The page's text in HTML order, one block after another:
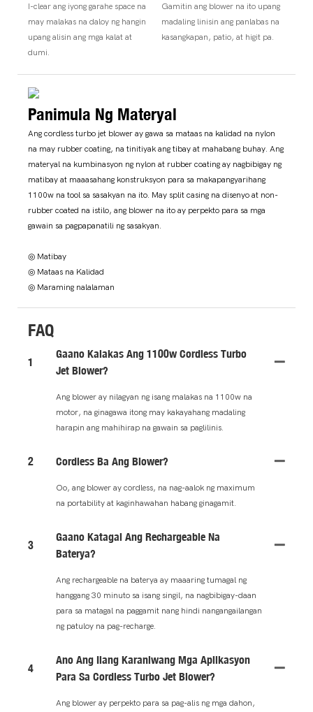
I-clear ang iyong garahe space na
may malakas na daloy ng hangin
upang alisin ang mga kalat at
dumi.
Gamitin ang blower na ito upang
madaling linisin ang panlabas na
kasangkapan, patio, at higit pa.
Panimula Ng Materyal
Ang cordless turbo jet blower ay gawa sa mataas na kalidad na nylon
na may rubber coating, na tinitiyak ang tibay at mahabang buhay. Ang
materyal na kumbinasyon ng nylon at rubber coating ay nagbibigay ng
matibay at maaasahang konstruksyon para sa makapangyarihang
1100w na tool sa sasakyan na ito. May split casing na disenyo at non-
rubber coated na istilo, ang blower na ito ay perpekto para sa mga
gawain sa pagpapanatili ng sasakyan.
◎ Matibay
◎ Mataas na Kalidad
◎ Maraming nalalaman
FAQ
1
Gaano Kalakas Ang 1100w Cordless Turbo
Jet Blower?
Ang blower ay nilagyan ng isang malakas na 1100w na
motor, na ginagawa itong may kakayahang madaling
harapin ang mahihirap na gawain sa paglilinis.
2 Cordless Ba Ang Blower?
Oo, ang blower ay cordless, na nag-aalok ng maximum
na portability at kaginhawahan habang ginagamit.
3
Gaano Katagal Ang Rechargeable Na
Baterya?
Ang rechargeable na baterya ay maaaring tumagal ng
hanggang 30 minuto sa isang singil, na nagbibigay-daan
para sa matagal na paggamit nang hindi nangangailangan
ng patuloy na pag-recharge.
4
Ano Ang Ilang Karaniwang Mga Aplikasyon
Para Sa Cordless Turbo Jet Blower?
Ang blower ay perpekto para sa pag-alis ng mga dahon,